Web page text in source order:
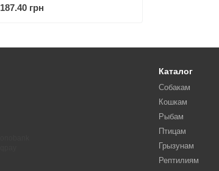
собак 9,4х5х4 см Оранжевый
187.40 грн
Каталог
Собакам
Кошкам
Рыбам
Птицам
Грызунам
Рептилиям